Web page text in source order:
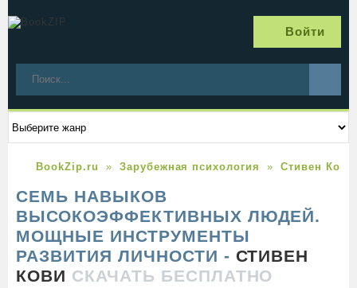
Войти
BookZip.ru Зарубежная психология Стивен Кови
СЕМЬ НАВЫКОВ
ВЫСОКОЭФФЕКТИВНЫХ ЛЮДЕЙ.
МОЩНЫЕ ИНСТРУМЕНТЫ
РАЗВИТИЯ ЛИЧНОСТИ - СТИВЕН
КОВИ СКАЧАТЬ БЕСПЛАТНО